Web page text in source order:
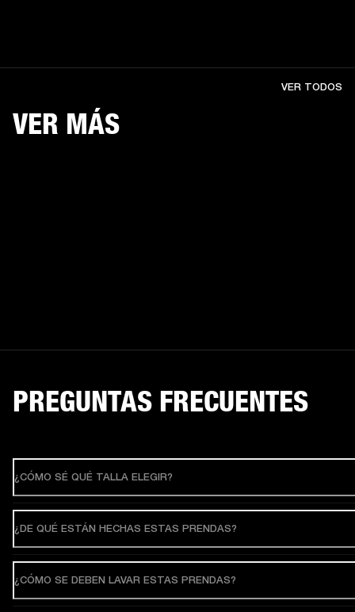
VER MÁS
VER TODOS
PREGUNTAS FRECUENTES
¿CÓMO SÉ QUÉ TALLA ELEGIR?
¿DE QUÉ ESTÁN HECHAS ESTAS PRENDAS?
¿CÓMO SE DEBEN LAVAR ESTAS PRENDAS?